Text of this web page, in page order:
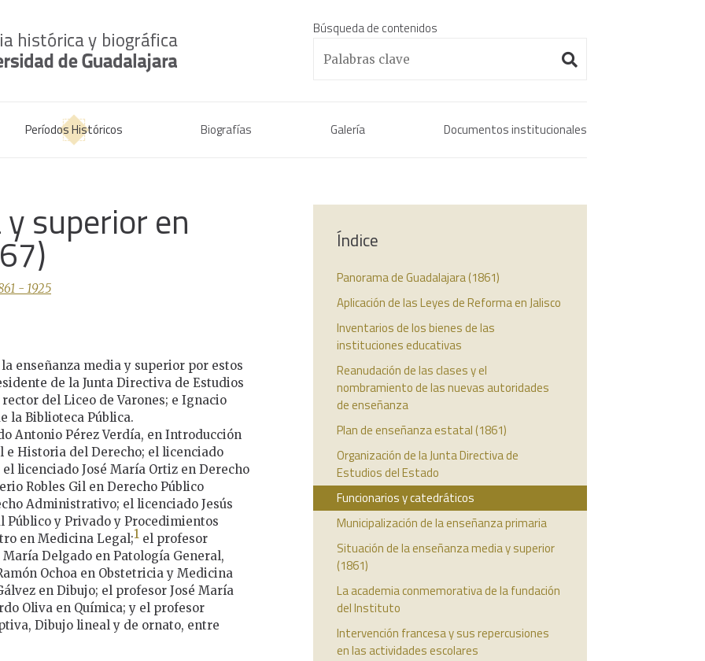
Búsqueda de contenidos
Períodos Históricos Biografías Galería Documentos institucionales
Índice
Panorama de Guadalajara (1861)
Aplicación de las Leyes de Reforma en Jalisco
Inventarios de los bienes de las
instituciones educativas
Reanudación de las clases y el
nombramiento de las nuevas autoridades
de enseñanza
Plan de enseñanza estatal (1861)
Organización de la Junta Directiva de
Estudios del Estado
Funcionarios y catedráticos
Municipalización de la enseñanza primaria
Situación de la enseñanza media y superior
(1861)
La academia conmemorativa de la fundación
del Instituto
Intervención francesa y sus repercusiones
en las actividades escolares
superior en
- 1925
enseñanza media y superior por estos
de la Junta Directiva de Estudios
del Liceo de Varones; e Ignacio
la Biblioteca Pública.
Antonio Pérez Verdía, en Introducción
e Historia del Derecho; el licenciado
licenciado José María Ortiz en Derecho
Robles Gil en Derecho Público
Administrativo; el licenciado Jesús
y Privado y Procedimientos
en Medicina Legal;1 el profesor
Delgado en Patología General,
Ochoa en Obstetricia y Medicina
en Dibujo; el profesor José María
Oliva en Química; y el profesor
Dibujo lineal y de ornato, entre